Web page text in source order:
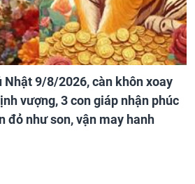
Nhật 9/8/2026, càn khôn xoay
vượng, 3 con giáp nhận phúc
đỏ như son, vận may hanh